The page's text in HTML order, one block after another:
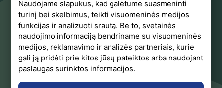
Atsiliepimai
+370 618 44441
Naudojame slapukus, kad galėtume suasmeninti
turinį bei skelbimus, teikti visuomeninės medijos
funkcijas ir analizuoti srautą. Be to, svetainės
naudojimo informaciją bendriname su visuomeninės
medijos, reklamavimo ir analizės partneriais, kurie
gali ją pridėti prie kitos jūsų pateiktos arba naudojant
paslaugas surinktos informacijos.